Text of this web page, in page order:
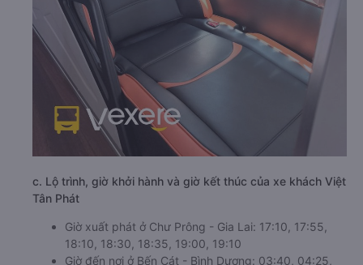
c. Lộ trình, giờ khởi hành và giờ kết thúc của xe khách Việt
Tân Phát
Giờ xuất phát ở Chư Prông - Gia Lai: 17:10, 17:55,
18:10, 18:30, 18:35, 19:00, 19:10
Giờ đến nơi ở Bến Cát - Bình Dương: 03:40, 04:25,